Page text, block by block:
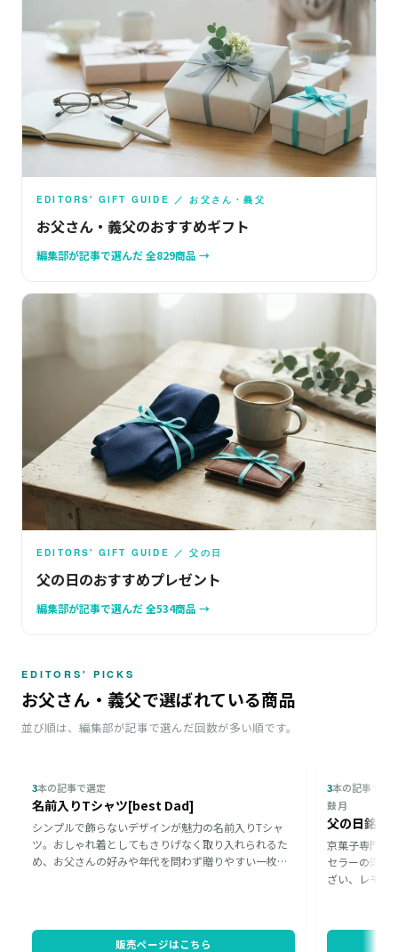
EDITORS' GIFT GUIDE ／ お父さん・義父
お父さん・義父のおすすめギフト
編集部が記事で選んだ 全829商品 →
EDITORS' GIFT GUIDE ／ 父の日
父の日のおすすめプレゼント
編集部が記事で選んだ 全534商品 →
EDITORS' PICKS
お父さん・義父で選ばれている商品
並び順は、編集部が記事で選んだ回数が多い順です。
3本の記事で選定
名前入りTシャツ[best Dad]
シンプルで飾らないデザインが魅力の名前入りTシャ
ツ。おしゃれ着としてもさりげなく取り入れられるた
め、お父さんの好みや年代を問わず贈りやすい一枚で
贈るのも素敵です。
販売ページはこちら
3本の記事で選
鼓月
父の日銘菓
京菓子専門店
セラーの洋風
ざい、レモン
め、義理のお